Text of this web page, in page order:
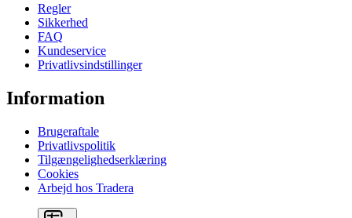
Regler
Sikkerhed
FAQ
Kundeservice
Privatlivsindstillinger
Information
Brugeraftale
Privatlivspolitik
Tilgængelighedserklæring
Cookies
Arbejd hos Tradera